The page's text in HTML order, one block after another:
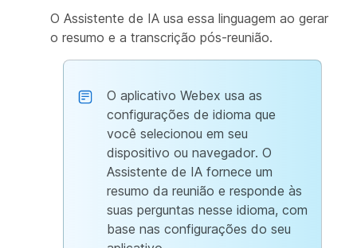
O Assistente de IA usa essa linguagem ao gerar
o resumo e a transcrição pós-reunião.
O aplicativo Webex usa as
configurações de idioma que
você selecionou em seu
dispositivo ou navegador. O
Assistente de IA fornece um
resumo da reunião e responde às
suas perguntas nesse idioma, com
base nas configurações do seu